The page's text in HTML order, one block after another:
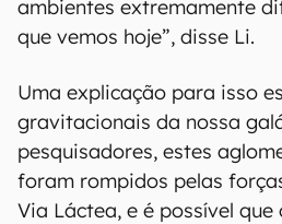
ambientes extremamente
que vemos hoje”, disse Li.
Uma explicação para isso
gravitacionais da nossa
pesquisadores, estes
foram rompidos pelas
Via Láctea, e é possível